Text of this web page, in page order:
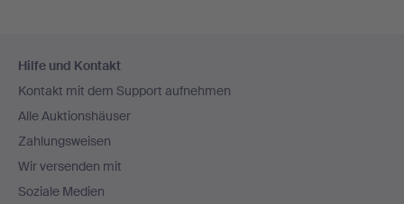
Navigation
Hilfe und Kontakt
Kontakt mit dem Support aufnehmen
Alle Auktionshäuser
Zahlungsweisen
Wir versenden mit
Soziale Medien